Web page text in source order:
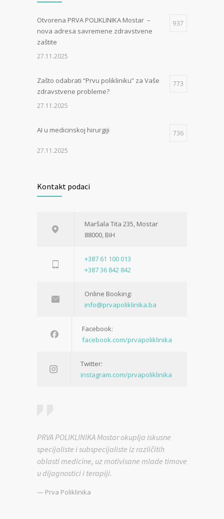
Otvorena PRVA POLIKLINIKA Mostar –
nova adresa savremene zdravstvene
zaštite
937
27.11.2025
Zašto odabrati “Prvu polikliniku” za Vaše
zdravstvene probleme?
773
27.11.2025
AI u medicinskoj hirurgiji 736
27.11.2025
Kontakt podaci
Maršala Tita 235, Mostar
88000, BiH
+387 61 100 013
+387 36 842 842
Online Booking:
info@prvapoliklinika.ba
Facebook:
facebook.com/prvapoliklinika
Twitter:
instagram.com/prvapoliklinika
PRVA POLIKLINIKA Mostar okuplja iskusne
specijaliste i subspecijaliste iz različitih
oblasti medicine, uz motivisane mlade timove
u dijagnostici i terapiji.
— Prva Poliklinika